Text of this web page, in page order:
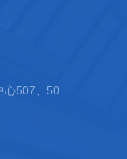
心507、50